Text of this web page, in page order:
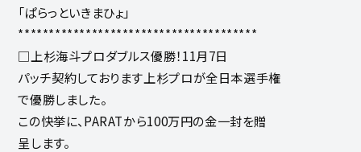
「ぱらっといきまひょ」
***************************************
□上杉海斗プロダブルス優勝！11月7日
パッチ契約しております上杉プロが全日本選手権
で優勝しました。
この快挙に、PARATから100万円の金一封を贈
呈します。